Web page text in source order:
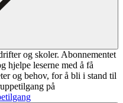
og skoler. Abonnementet
hjelpe leserne med å få
og behov, for å bli i stand til
på